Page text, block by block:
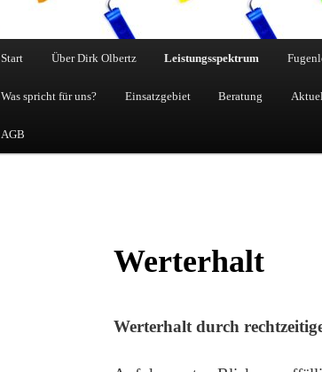
Start Über Dirk Olbertz Leistungsspektrum
Was spricht für uns? Einsatzgebiet Beratung
AGB
Werterhalt
Werterhalt durch